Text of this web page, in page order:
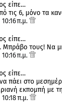
είπε…
τις 6, μόνο τα
π.μ.
είπε…
Μπράβο τους! Να
π.μ.
είπε…
πάει στο
εκπομπή με
π.μ.